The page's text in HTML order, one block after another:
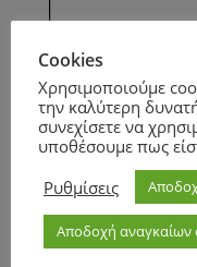
Cookies
Χρησιμοποιούμε
την καλύτερη
συνεχίσετε να
υποθέσουμε πως
Ρυθμίσεις
Αποδοχή αναγκαίων